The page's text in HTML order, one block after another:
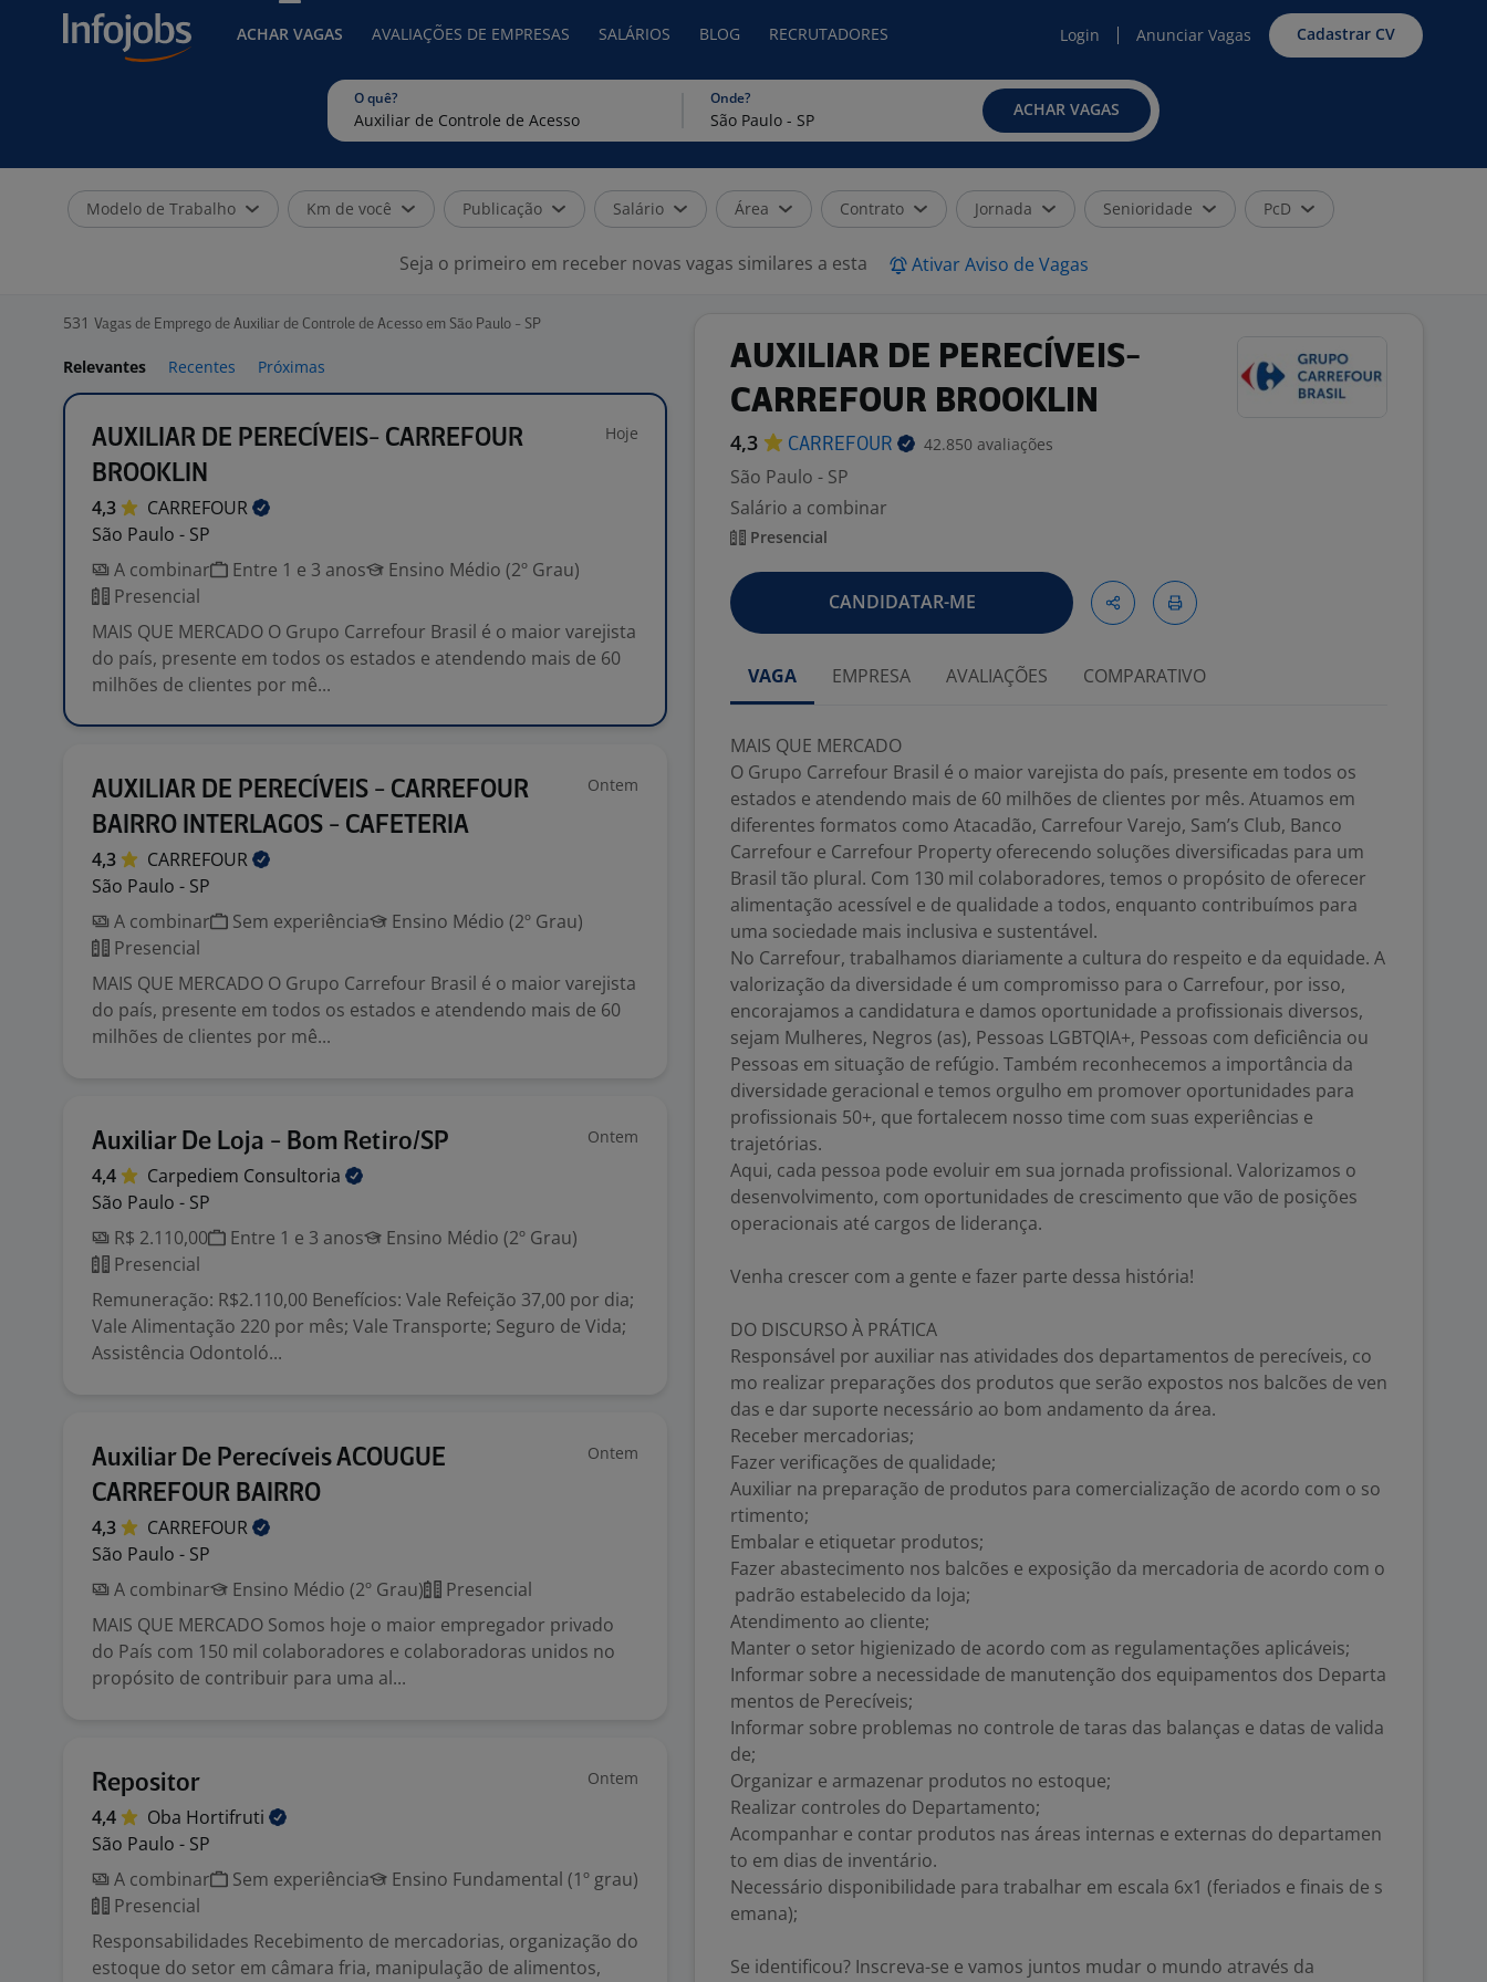
ACHAR VAGAS AVALIAÇÕES DE EMPRESAS SALÁRIOS BLOG RECRUTADORES Login Anunciar Vagas Cadastrar CV
O quê? Onde?
ACHAR VAGAS
Modelo de Trabalho Km de você Publicação Salário Área Contrato Jornada Senioridade PcD
Seja o primeiro em receber novas vagas similares a esta Ativar Aviso de Vagas
531 Vagas de Emprego de Auxiliar de Controle de Acesso em São Paulo - SP
Relevantes Recentes Próximas
AUXILIAR DE PERECÍVEIS- CARREFOUR
BROOKLIN
Hoje
4,3
CARREFOUR
São Paulo - SP
A combinar
Entre 1 e 3 anos
Ensino Médio (2º Grau)
Presencial
MAIS QUE MERCADO O Grupo Carrefour Brasil é o maior varejista
do país, presente em todos os estados e atendendo mais de 60
milhões de clientes por mê...
AUXILIAR DE PERECÍVEIS - CARREFOUR
BAIRRO INTERLAGOS - CAFETERIA
Ontem
4,3
CARREFOUR
São Paulo - SP
A combinar
Sem experiência
Ensino Médio (2º Grau)
Presencial
MAIS QUE MERCADO O Grupo Carrefour Brasil é o maior varejista
do país, presente em todos os estados e atendendo mais de 60
milhões de clientes por mê...
Auxiliar De Loja - Bom Retiro/SP Ontem
4,4 Carpediem Consultoria
São Paulo - SP
R$ 2.110,00
Entre 1 e 3 anos
Ensino Médio (2º Grau)
Presencial
Remuneração: R$2.110,00 Benefícios: Vale Refeição 37,00 por dia;
Vale Alimentação 220 por mês; Vale Transporte; Seguro de Vida;
Assistência Odontoló...
Auxiliar De Perecíveis ACOUGUE
CARREFOUR BAIRRO
Ontem
4,3
CARREFOUR
São Paulo - SP
A combinar
Ensino Médio (2º Grau)
Presencial
MAIS QUE MERCADO Somos hoje o maior empregador privado
do País com 150 mil colaboradores e colaboradoras unidos no
propósito de contribuir para uma al...
Repositor Ontem
4,4 Oba Hortifruti
São Paulo - SP
A combinar
Sem experiência
Ensino Fundamental (1º grau)
Presencial
Responsabilidades Recebimento de mercadorias, organização do
estoque do setor em câmara fria, manipulação de alimentos,
AUXILIAR DE PERECÍVEIS-
CARREFOUR BROOKLIN
4,3 CARREFOUR 42.850 avaliações
São Paulo - SP
Salário a combinar
Presencial
CANDIDATAR-ME
VAGA EMPRESA AVALIAÇÕES COMPARATIVO
MAIS QUE MERCADO
O Grupo Carrefour Brasil é o maior varejista do país, presente em todos os
estados e atendendo mais de 60 milhões de clientes por mês. Atuamos em
diferentes formatos como Atacadão, Carrefour Varejo, Sam’s Club, Banco
Carrefour e Carrefour Property oferecendo soluções diversificadas para um
Brasil tão plural. Com 130 mil colaboradores, temos o propósito de oferecer
alimentação acessível e de qualidade a todos, enquanto contribuímos para
uma sociedade mais inclusiva e sustentável.
No Carrefour, trabalhamos diariamente a cultura do respeito e da equidade. A
valorização da diversidade é um compromisso para o Carrefour, por isso,
encorajamos a candidatura e damos oportunidade a profissionais diversos,
sejam Mulheres, Negros (as), Pessoas LGBTQIA+, Pessoas com deficiência ou
Pessoas em situação de refúgio. Também reconhecemos a importância da
diversidade geracional e temos orgulho em promover oportunidades para
profissionais 50+, que fortalecem nosso time com suas experiências e
trajetórias.
Aqui, cada pessoa pode evoluir em sua jornada profissional. Valorizamos o
desenvolvimento, com oportunidades de crescimento que vão de posições
operacionais até cargos de liderança.
Venha crescer com a gente e fazer parte dessa história!
DO DISCURSO À PRÁTICA
Responsável por auxiliar nas atividades dos departamentos de perecíveis, co
mo realizar preparações dos produtos que serão expostos nos balcões de ven
das e dar suporte necessário ao bom andamento da área.
Receber mercadorias;
Fazer verificações de qualidade;
Auxiliar na preparação de produtos para comercialização de acordo com o so
rtimento;
Embalar e etiquetar produtos;
Fazer abastecimento nos balcões e exposição da mercadoria de acordo com o
padrão estabelecido da loja;
Atendimento ao cliente;
Manter o setor higienizado de acordo com as regulamentações aplicáveis;
Informar sobre a necessidade de manutenção dos equipamentos dos Departa
mentos de Perecíveis;
Informar sobre problemas no controle de taras das balanças e datas de valida
de;
Organizar e armazenar produtos no estoque;
Realizar controles do Departamento;
Acompanhar e contar produtos nas áreas internas e externas do departamen
to em dias de inventário.
Necessário disponibilidade para trabalhar em escala 6x1 (feriados e finais de s
emana);
Se identificou? Inscreva-se e vamos juntos mudar o mundo através da